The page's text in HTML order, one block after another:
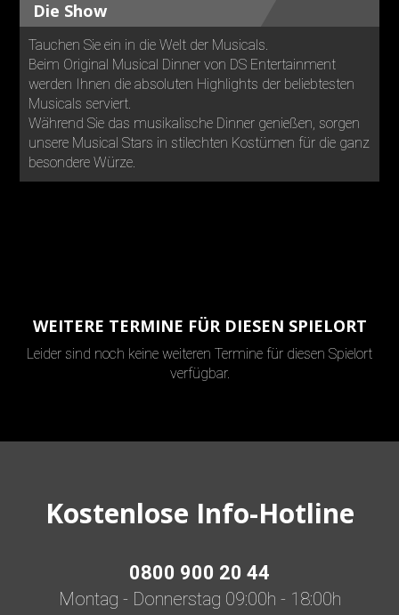
Die Show
Tauchen Sie ein in die Welt der Musicals.
Beim Original Musical Dinner von DS Entertainment
werden Ihnen die absoluten Highlights der beliebtesten
Musicals serviert.
Während Sie das musikalische Dinner genießen, sorgen
unsere Musical Stars in stilechten Kostümen für die ganz
besondere Würze.
WEITERE TERMINE FÜR DIESEN SPIELORT
Leider sind noch keine weiteren Termine für diesen Spielort
verfügbar.
Kostenlose Info-Hotline
0800 900 20 44
Montag - Donnerstag 09:00h - 18:00h